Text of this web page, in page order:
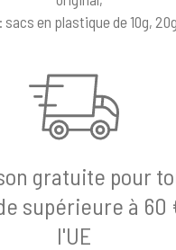
en plastique de 10g,
gratuite pour
supérieure à 60
l'UE